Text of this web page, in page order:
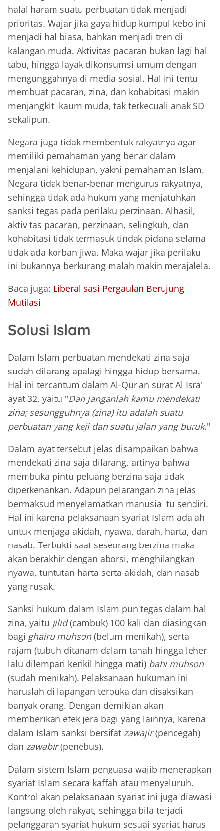
halal haram suatu perbuatan tidak menjadi
prioritas. Wajar jika gaya hidup kumpul kebo ini
menjadi hal biasa, bahkan menjadi tren di
kalangan muda. Aktivitas pacaran bukan lagi hal
tabu, hingga layak dikonsumsi umum dengan
mengunggahnya di media sosial. Hal ini tentu
membuat pacaran, zina, dan kohabitasi makin
menjangkiti kaum muda, tak terkecuali anak SD
sekalipun.
Negara juga tidak membentuk rakyatnya agar
memiliki pemahaman yang benar dalam
menjalani kehidupan, yakni pemahaman Islam.
Negara tidak benar-benar mengurus rakyatnya,
sehingga tidak ada hukum yang menjatuhkan
sanksi tegas pada perilaku perzinaan. Alhasil,
aktivitas pacaran, perzinaan, selingkuh, dan
kohabitasi tidak termasuk tindak pidana selama
tidak ada korban jiwa. Maka wajar jika perilaku
ini bukannya berkurang malah makin merajalela.
Baca juga: Liberalisasi Pergaulan Berujung
Mutilasi
Solusi Islam
Dalam Islam perbuatan mendekati zina saja
sudah dilarang apalagi hingga hidup bersama.
Hal ini tercantum dalam Al-Qur'an surat Al Isra'
ayat 32, yaitu "Dan janganlah kamu mendekati
zina; sesungguhnya (zina) itu adalah suatu
perbuatan yang keji dan suatu jalan yang buruk."
Dalam ayat tersebut jelas disampaikan bahwa
mendekati zina saja dilarang, artinya bahwa
membuka pintu peluang berzina saja tidak
diperkenankan. Adapun pelarangan zina jelas
bermaksud menyelamatkan manusia itu sendiri.
Hal ini karena pelaksanaan syariat Islam adalah
untuk menjaga akidah, nyawa, darah, harta, dan
nasab. Terbukti saat seseorang berzina maka
akan berakhir dengan aborsi, menghilangkan
nyawa, tuntutan harta serta akidah, dan nasab
yang rusak.
Sanksi hukum dalam Islam pun tegas dalam hal
zina, yaitu jilid(cambuk) 100 kali dan diasingkan
bagi ghairu muhson(belum menikah), serta
rajam (tubuh ditanam dalam tanah hingga leher
lalu dilempari kerikil hingga mati) bahi muhson
(sudah menikah). Pelaksanaan hukuman ini
haruslah di lapangan terbuka dan disaksikan
banyak orang. Dengan demikian akan
memberikan efek jera bagi yang lainnya, karena
dalam Islam sanksi bersifat zawajir(pencegah)
dan zawabir(penebus).
Dalam sistem Islam penguasa wajib menerapkan
syariat Islam secara kaffah atau menyeluruh.
Kontrol akan pelaksanaan syariat ini juga diawasi
langsung oleh rakyat, sehingga bila terjadi
pelanggaran syariat hukum sesuai syariat harus